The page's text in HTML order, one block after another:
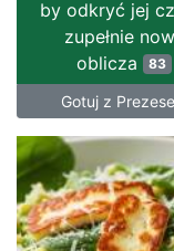
by odkryć jej
zupełnie
oblicza 83
Gotuj z